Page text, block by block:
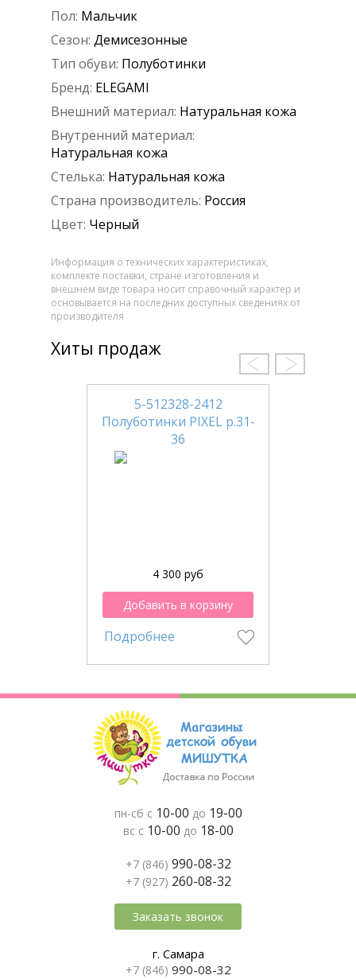
Пол: Мальчик
Сезон: Демисезонные
Тип обуви: Полуботинки
Бренд: ELEGAMI
Внешний материал: Натуральная кожа
Внутренний материал:
Натуральная кожа
Стелька: Натуральная кожа
Страна производитель: Россия
Цвет: Черный
Информация о технических характеристиках,
комплекте поставки, стране изготовления и
внешнем виде товара носит справочный характер и
основывается на последних доступных сведениях от
производителя
Хиты продаж
5-512328-2412
Полуботинки PIXEL р.31-
36
4 300 руб
Добавить в корзину
Подробнее
пн-сб с 10-00 до 19-00
вс с 10-00 до 18-00
+7 (846) 990-08-32
+7 (927) 260-08-32
Заказать звонок
г. Самара
+7 (846) 990-08-32